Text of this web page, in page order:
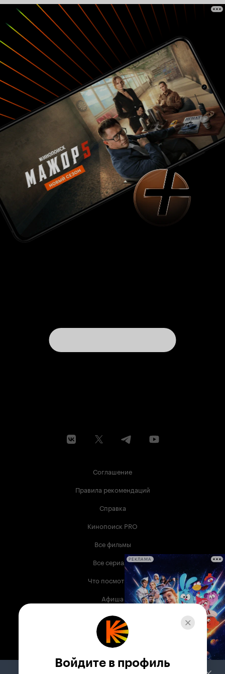
Соглашение
Правила рекомендаций
Справка
Кинопоиск PRO
Все фильмы
Все сериалы
Что посмотреть
Афиша
Музыка
Телепрограмма
Служба поддержки
РЕКЛАМА
Войдите в профиль